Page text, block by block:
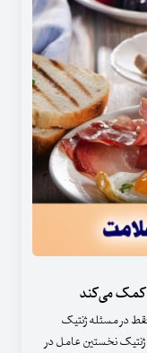
کمک می‌کند
در مسئله ژنتیک
نخستین عامل در